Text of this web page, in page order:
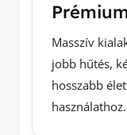
Masszív
jobb hűtés,
hosszabb
használathoz.